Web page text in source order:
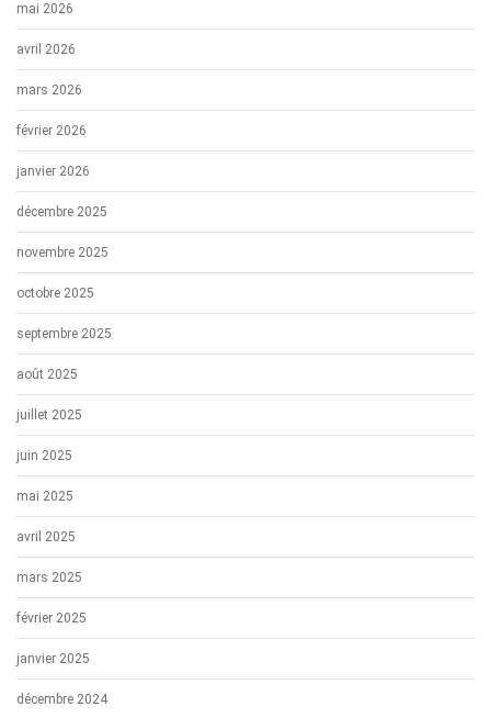
mai 2026
avril 2026
mars 2026
février 2026
janvier 2026
décembre 2025
novembre 2025
octobre 2025
septembre 2025
août 2025
juillet 2025
juin 2025
mai 2025
avril 2025
mars 2025
février 2025
janvier 2025
décembre 2024